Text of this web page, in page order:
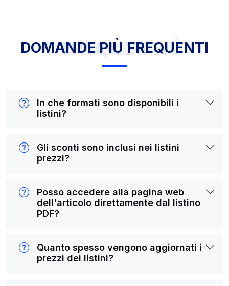
DOMANDE PIÙ FREQUENTI
DOMANDE PIÙ FREQUENTI
In che formati sono disponibili i
listini?
Gli sconti sono inclusi nei listini
prezzi?
Posso accedere alla pagina web
dell'articolo direttamente dal listino
PDF?
Quanto spesso vengono aggiornati i
prezzi dei listini?